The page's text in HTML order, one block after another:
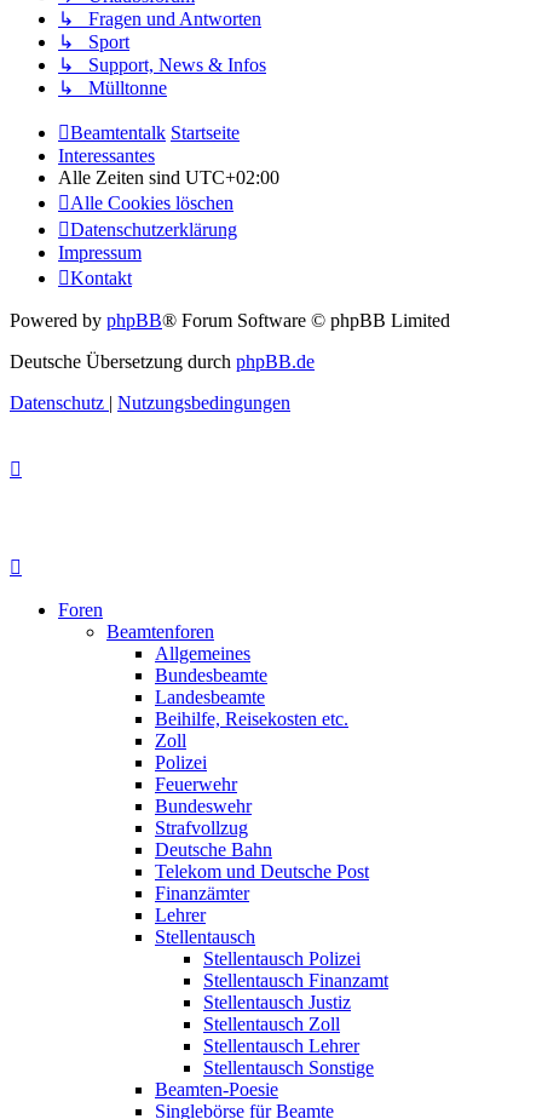
↳ Fragen und Antworten
↳ Sport
↳ Support, News & Infos
↳ Mülltonne
Beamtentalk Startseite
Interessantes
Alle Zeiten sind UTC+02:00
Alle Cookies löschen
Datenschutzerklärung
Impressum
Kontakt
Powered by phpBB® Forum Software © phpBB Limited
Deutsche Übersetzung durch phpBB.de
Datenschutz | Nutzungsbedingungen
Foren
Beamtenforen
Allgemeines
Bundesbeamte
Landesbeamte
Beihilfe, Reisekosten etc.
Zoll
Polizei
Feuerwehr
Bundeswehr
Strafvollzug
Deutsche Bahn
Telekom und Deutsche Post
Finanzämter
Lehrer
Stellentausch
Stellentausch Polizei
Stellentausch Finanzamt
Stellentausch Justiz
Stellentausch Zoll
Stellentausch Lehrer
Stellentausch Sonstige
Beamten-Poesie
Singlebörse für Beamte